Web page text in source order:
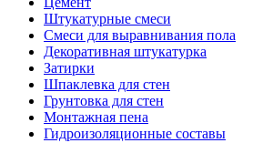
Штукатурные смеси
Смеси для выравнивания пола
Декоративная штукатурка
Затирки
Шпаклевка для стен
Грунтовка для стен
Монтажная пена
Гидроизоляционные составы